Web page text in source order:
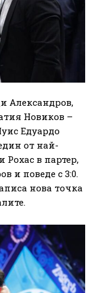
Александров,
Новиков –
Едуардо
от най-
Рохас в партер,
и поведе с 3:0.
нова точка